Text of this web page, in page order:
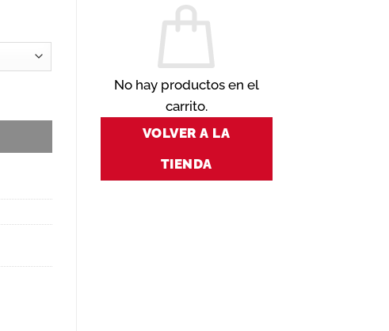
No hay productos en el
carrito.
VOLVER A LA
TIENDA